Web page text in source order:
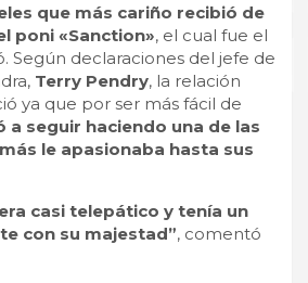
que más cariño recibió de
poni «Sanction», el cual fue el
Según declaraciones del jefe de
Terry Pendry, la relación
ya que por ser más fácil de
a seguir haciendo una de las
le apasionaba hasta sus
casi telepático y tenía un
con su majestad”, comentó